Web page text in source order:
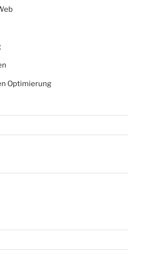
Optimierung